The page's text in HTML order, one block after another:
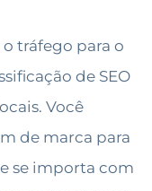
tráfego para o
de SEO
Você
de marca para
se importa com